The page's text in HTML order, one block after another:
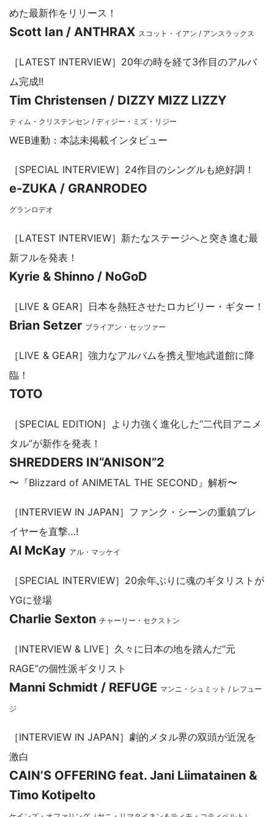
めた最新作をリリース！
Scott Ian / ANTHRAX スコット・イアン / アンスラックス
［LATEST INTERVIEW］20年の時を経て3作目のアルバ
ム完成!!
Tim Christensen / DIZZY MIZZ LIZZY
ティム・クリステンセン / ディジー・ミズ・リジー
WEB連動：本誌未掲載インタビュー
［SPECIAL INTERVIEW］24作目のシングルも絶好調！
e-ZUKA / GRANRODEO
グランロデオ
［LATEST INTERVIEW］新たなステージへと突き進む最
新フルを発表！
Kyrie & Shinno / NoGoD
［LIVE & GEAR］日本を熱狂させたロカビリー・ギター！
Brian Setzer ブライアン・セッツァー
［LIVE & GEAR］強力なアルバムを携え聖地武道館に降
臨！
TOTO
［SPECIAL EDITION］より力強く進化した“二代目アニメ
タル”が新作を発表！
SHREDDERS IN“ANISON”2
〜『Blizzard of ANIMETAL THE SECOND』解析〜
［INTERVIEW IN JAPAN］ファンク・シーンの重鎮プレ
イヤーを直撃…!
Al McKay アル・マッケイ
［SPECIAL INTERVIEW］20余年ぶりに魂のギタリストが
YGに登場
Charlie Sexton チャーリー・セクストン
［INTERVIEW & LIVE］久々に日本の地を踏んだ“元
RAGE”の個性派ギタリスト
Manni Schmidt / REFUGE マンニ・シュミット / レフュー
ジ
［INTERVIEW IN JAPAN］劇的メタル界の双頭が近況を
激白
CAIN’S OFFERING feat. Jani Liimatainen &
Timo Kotipelto